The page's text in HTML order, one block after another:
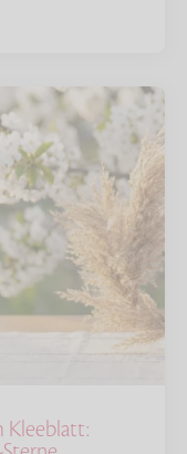
Kleeblatt: